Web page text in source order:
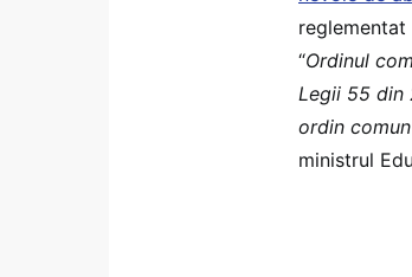
reglementat
“Ordinul
Legii 55 din
ordin
ministrul